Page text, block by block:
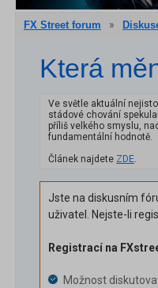
FX Street forum »
Která
Ve světle aktuální
stádové chování
příliš velkého smyslu,
fundamentální hodnotě.
Článek najdete ZDE.
Jste na diskusním
uživatel. Nejste-li
Registrací na
Možnost